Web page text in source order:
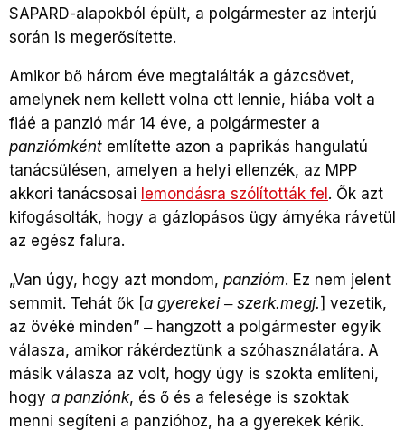
SAPARD-alapokból épült, a polgármester az interjú
során is megerősítette.
Amikor bő három éve megtalálták a gázcsövet,
amelynek nem kellett volna ott lennie, hiába volt a
fiáé a panzió már 14 éve, a polgármester a
panziómként említette azon a paprikás hangulatú
tanácsülésen, amelyen a helyi ellenzék, az MPP
akkori tanácsosai lemondásra szólították fel. Ők azt
kifogásolták, hogy a gázlopásos ügy árnyéka rávetül
az egész falura.
„Van úgy, hogy azt mondom, panzióm. Ez nem jelent
semmit. Tehát ők [a gyerekei ‒ szerk.megj.] vezetik,
az övéké minden” ‒ hangzott a polgármester egyik
válasza, amikor rákérdeztünk a szóhasználatára. A
másik válasza az volt, hogy úgy is szokta említeni,
hogy a panziónk, és ő és a felesége is szoktak
menni segíteni a panzióhoz, ha a gyerekek kérik.